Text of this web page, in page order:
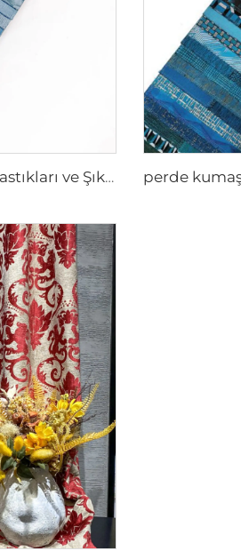
Kanepe için Dekoratif Atkı Yastıkları ve Şık Perde Kumaşı perde